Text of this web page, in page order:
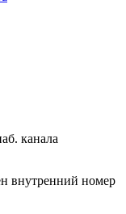
канала
внутренний номер